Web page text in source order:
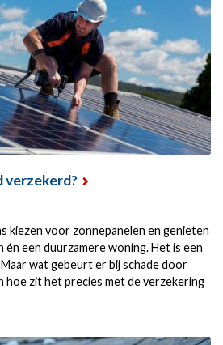
verzekerd?
kiezen voor zonnepanelen en genieten
een duurzamere woning. Het is een
wat gebeurt er bij schade door
hoe zit het precies met de verzekering